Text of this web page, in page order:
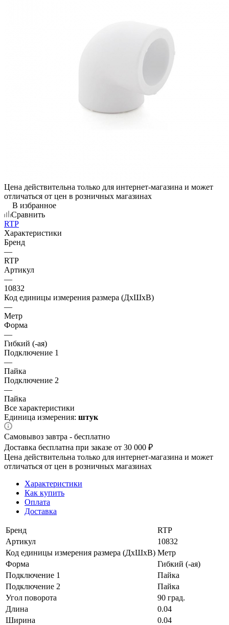
Цена действительна только для интернет-магазина и может
отличаться от цен в розничных магазинах
В избранное
Сравнить
RTP
Характеристики
Бренд
—
RTP
Артикул
—
10832
Код единицы измерения размера (ДхШхВ)
—
Метр
Форма
—
Гибкий (-ая)
Подключение 1
—
Пайка
Подключение 2
—
Пайка
Все характеристики
Единица измерения: штук
Самовывоз завтра - бесплатно
Доставка бесплатна при заказе от 30 000 ₽
Цена действительна только для интернет-магазина и может
отличаться от цен в розничных магазинах
Характеристики
Как купить
Оплата
Доставка
Бренд
RTP
Артикул
10832
Код единицы измерения размера (ДхШхВ) Метр
Форма
Гибкий (-ая)
Подключение 1
Пайка
Подключение 2
Пайка
Угол поворота
90 град.
Длина
0.04
Ширина
0.04